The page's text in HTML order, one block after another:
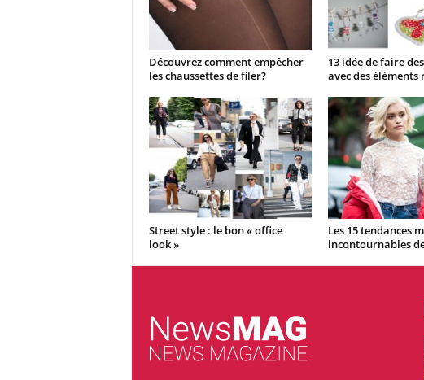
Découvrez comment empêcher
les chaussettes de filer?
13 idée de faire
avec des éléments
Street style : le bon « office
look »
Les 15 tendances
incontournables